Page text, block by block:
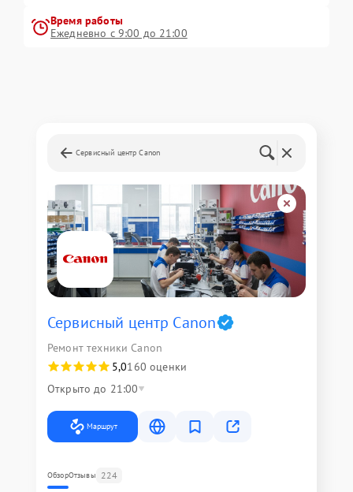
Время работы
Ежедневно с 9:00 до 21:00
Сервисный центр Canon
Сервисный центр Canon
Ремонт техники Canon
5,0160 оценки
Открыто до 21:00
Маршрут
ОбзорОтзывы 224